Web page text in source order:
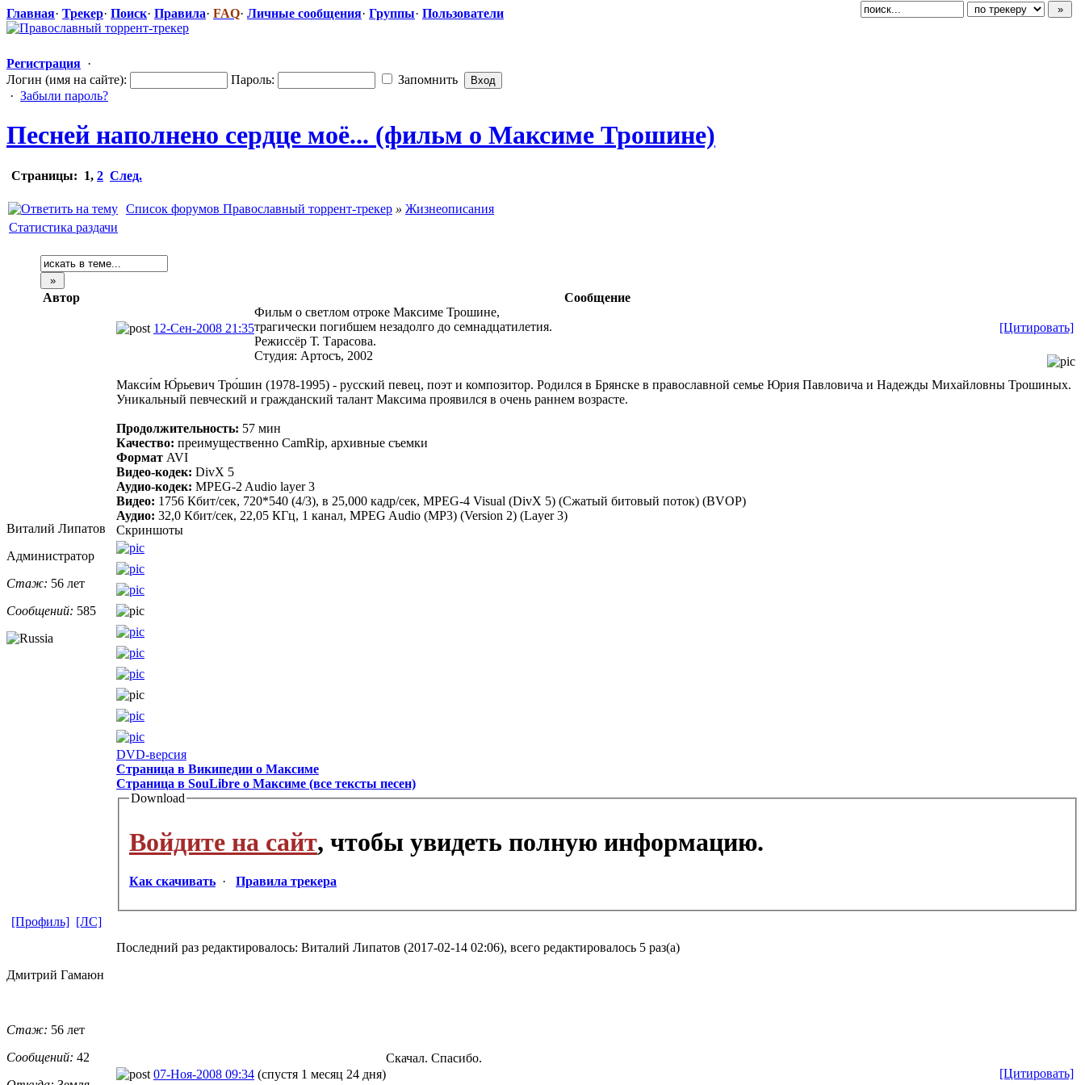
Главная· Трекер· Поиск· Правила· FAQ· Личные сообщения· Группы· Пользователи
Регистрация ·
Логин (имя на сайте):
Пароль:
Запомнить
· Забыли пароль?
Песней наполнено сердце моё... (фильм о Максиме Трошине)
Страницы: 1, 2 След.
Список форумов Православный торрент-трекер » Жизнеописания
Статистика раздачи
Автор Сообщение
Виталий Липатов
Администратор
Стаж: 56 лет
Сообщений: 585
12-Сен-2008 21:35 [Цитировать]
Фильм о светлом отроке Максиме Трошине,
трагически погибшем незадолго до семнадцатилетия.
Режиссёр Т. Тарасова.
Студия: Артосъ, 2002
Макси́м Ю́рьевич Тро́шин (1978-1995) - русский певец, поэт и композитор. Родился в Брянске в православной семье Юрия Павловича и Надежды Михайловны Трошиных.
Уникальный певческий и гражданский талант Максима проявился в очень раннем возрасте.
Продолжительность: 57 мин
Качество: преимущественно CamRip, архивные съемки
Формат AVI
Видео-кодек: DivX 5
Аудио-кодек: MPEG-2 Audio layer 3
Видео: 1756 Кбит/сек, 720*540 (4/3), в 25,000 кадр/сек, MPEG-4 Visual (DivX 5) (Сжатый битовый поток) (BVOP)
Аудио: 32,0 Кбит/сек, 22,05 КГц, 1 канал, MPEG Audio (MP3) (Version 2) (Layer 3)
Скриншоты
DVD-версия
Страница в Википедии о Максиме
Страница в SouLibre о Максиме (все тексты песен)
Download
Войдите на сайт, чтобы увидеть полную информацию.
Как скачивать · Правила трекера
Последний раз редактировалось: Виталий Липатов (2017-02-14 02:06), всего редактировалось 5 раз(а)
[Профиль] [ЛС]
Дмитрий Гамаюн
Стаж: 56 лет
Сообщений: 42
07-Ноя-2008 09:34 (спустя 1 месяц 24 дня) [Цитировать]
Скачал. Спасибо.